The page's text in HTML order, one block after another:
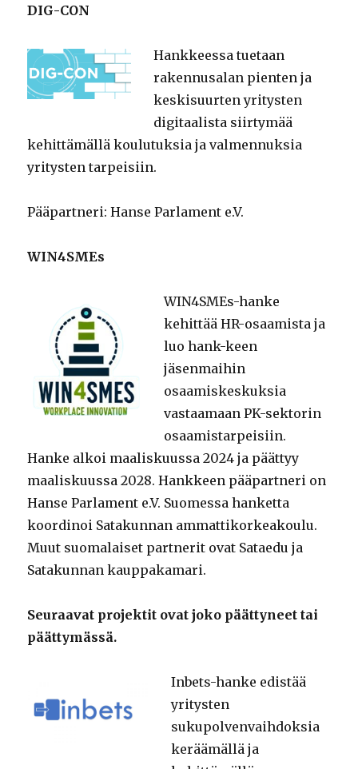
DIG-CON
Hankkeessa tuetaan
rakennusalan pienten ja
keskisuurten yritysten
digitaalista siirtymää
kehittämällä koulutuksia ja valmennuksia
yritysten tarpeisiin.
Pääpartneri: Hanse Parlament e.V.
WIN4SMEs
WIN4SMEs-hanke
kehittää HR-osaamista ja
luo hank-keen
jäsenmaihin
osaamiskeskuksia
vastaamaan PK-sektorin
osaamistarpeisiin.
Hanke alkoi maaliskuussa 2024 ja päättyy
maaliskuussa 2028. Hankkeen pääpartneri on
Hanse Parlament e.V. Suomessa hanketta
koordinoi Satakunnan ammattikorkeakoulu.
Muut suomalaiset partnerit ovat Sataedu ja
Satakunnan kauppakamari.
Seuraavat projektit ovat joko päättyneet tai
päättymässä.
Inbets-hanke edistää
yritysten
sukupolvenvaihdoksia
keräämällä ja